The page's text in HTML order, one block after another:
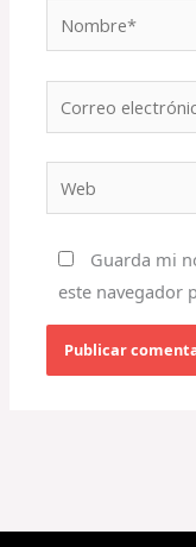
Nombre*
electrónico*
Guarda mi
este navegador